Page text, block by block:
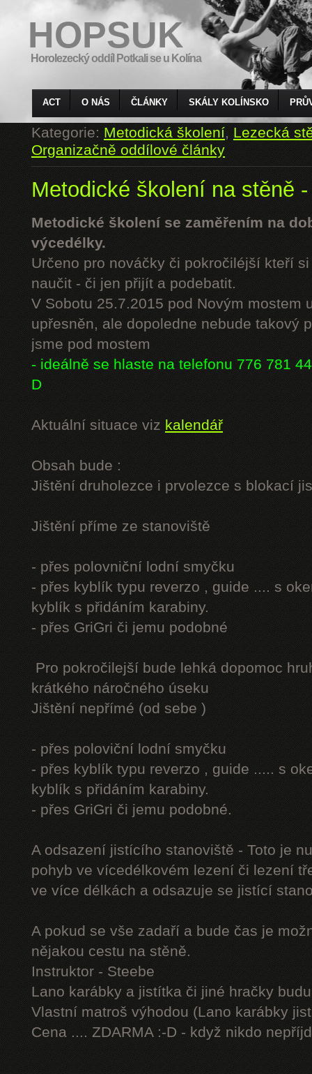
HOPSUK
Horolezecký oddíl Potkali se u Kolína
ACT O NÁS ČLÁNKY SKÁLY KOLÍNSKO
Kategorie:Metodická školení, Lezecká
Organizačně oddílové články
Metodické školení na stěně
Metodické školení se zaměřením na
výcedélky.
Určeno pro nováčky či pokročiléjší kteří
naučit - či jen přijít a podebatit.
V Sobotu 25.7.2015 pod Novým mostem
upřesněn, ale dopoledne nebude takový
jsme pod mostem
- ideálně se hlaste na telefonu 776 781
D
Aktuální situace vizkalendář
Obsah bude :
Jištění druholezce i prvolezce s blokací
Jištění příme ze stanoviště
- přes polovniční lodní smyčku
- přes kyblík typu reverzo , guide .... s
kyblík s přidáním karabiny.
- přes GriGri či jemu podobné
Pro pokročilejší bude lehká dopomoc
krátkého náročného úseku
Jištění nepřímé (od sebe )
- přes poloviční lodní smyčku
- přes kyblík typu reverzo , guide ..... s
kyblík s přidáním karabiny.
- přes GriGri či jemu podobné.
A odsazení jistícího stanoviště - Toto je
pohyb ve vícedélkovém lezení či lezení
ve více délkách a odsazuje se jistící
A pokud se vše zadaří a bude čas je
nějakou cestu na stěně.
Instruktor - Steebe
Lano karábky a jistítka či jiné hračky
Vlastní matroš výhodou (Lano karábky
Cena .... ZDARMA :-D - když nikdo